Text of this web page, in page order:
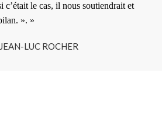
le cas, il nous soutiendrait et
». »
LUC ROCHER